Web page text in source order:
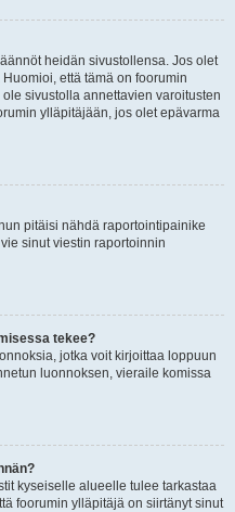
heidän sivustollensa. Jos olet
että tämä on foorumin
sivustolla annettavien varoitusten
ylläpitäjään, jos olet epävarma
pitäisi nähdä raportointipainike
sinut viestin raportoinnin
tekee?
jotka voit kirjoittaa loppuun
luonnoksen, vieraile komissa
kyseiselle alueelle tulee tarkastaa
foorumin ylläpitäjä on siirtänyt sinut